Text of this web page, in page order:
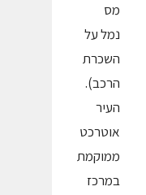
מס
נמל על
השכרת
הרכב).
העיר
אוטרכט
ממוקמת
במרכז